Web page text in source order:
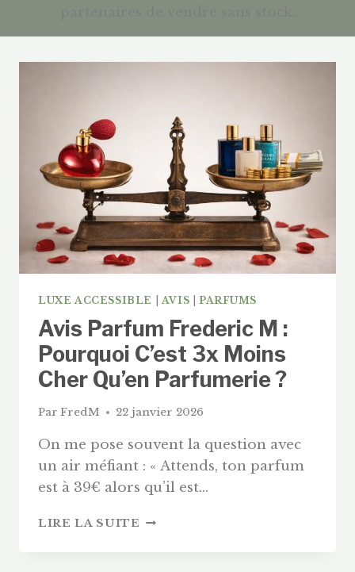
LUXE ACCESSIBLE AVIS PARFUMS
Avis Parfum Frederic M :
Pourquoi C’est 3x Moins
Cher Qu’en Parfumerie ?
Par FredM 22 janvier 2026
On me pose souvent la question avec
un air méfiant : « Attends, ton parfum
est à 39€ alors qu’il est…
LIRE LA SUITE AVIS